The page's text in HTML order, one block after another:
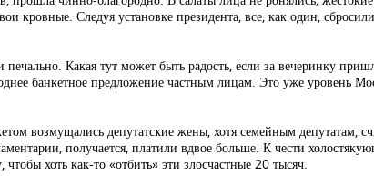
кровные. Следуя установке президента, все, как один,
печально. Какая тут может быть радость, если за вечеринку
банкетное предложение частным лицам. Это уже уровень
возмущались депутатские жены, хотя семейным депутатам,
получается, платили вдвое больше. К чести
хоть как-то «отбить» эти злосчастные 20 тысяч.